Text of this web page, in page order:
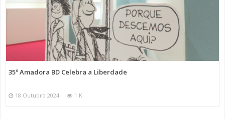
35º Amadora BD Celebra a Liberdade
18 Outubro 2024 1 K